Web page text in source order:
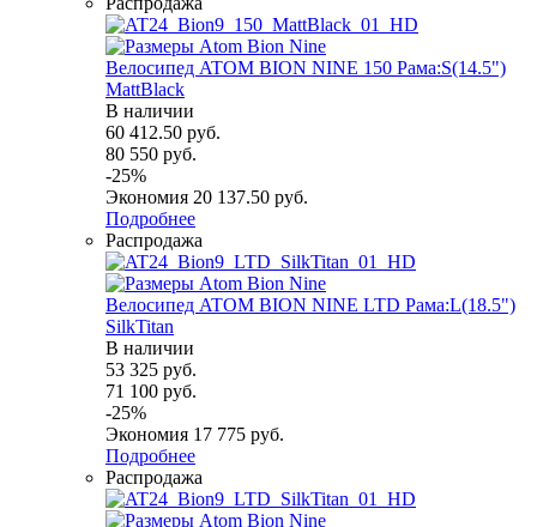
Велосипед ATOM BION NINE 150 Рама:S(14.5")
MattBlack
В наличии
60 412.50 руб.
80 550 руб.
-25%
Экономия 20 137.50 руб.
Подробнее
Распродажа
Велосипед ATOM BION NINE LTD Рама:L(18.5")
SilkTitan
В наличии
53 325 руб.
71 100 руб.
-25%
Экономия 17 775 руб.
Подробнее
Распродажа